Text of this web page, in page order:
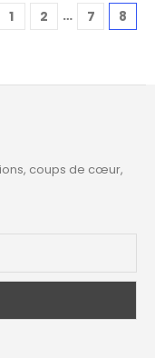
1 2 … 7 8
coups de cœur,